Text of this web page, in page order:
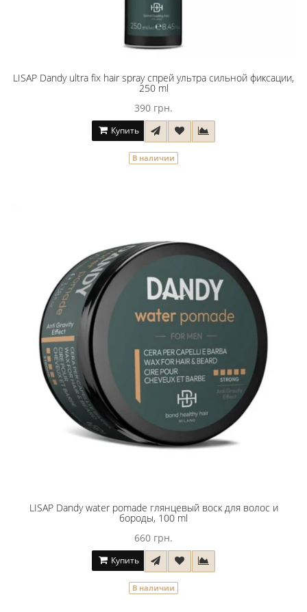
LISAP Dandy ultra fix hair spray спрей ультра сильной фиксации,
250 ml
390 грн.
Купить
В наличии
LISAP Dandy water pomade глянцевый воск для волос и
бороды, 100 ml
660 грн.
Купить
В наличии